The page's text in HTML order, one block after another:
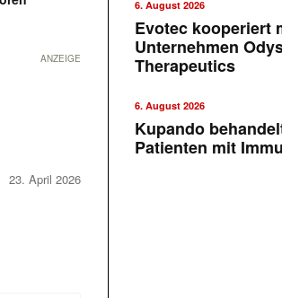
ANZEIGE
23. April 2026
6. August 2026
Evotec kooperiert
Unternehmen
Therapeutics
6. August 2026
Kupando
Patienten mit